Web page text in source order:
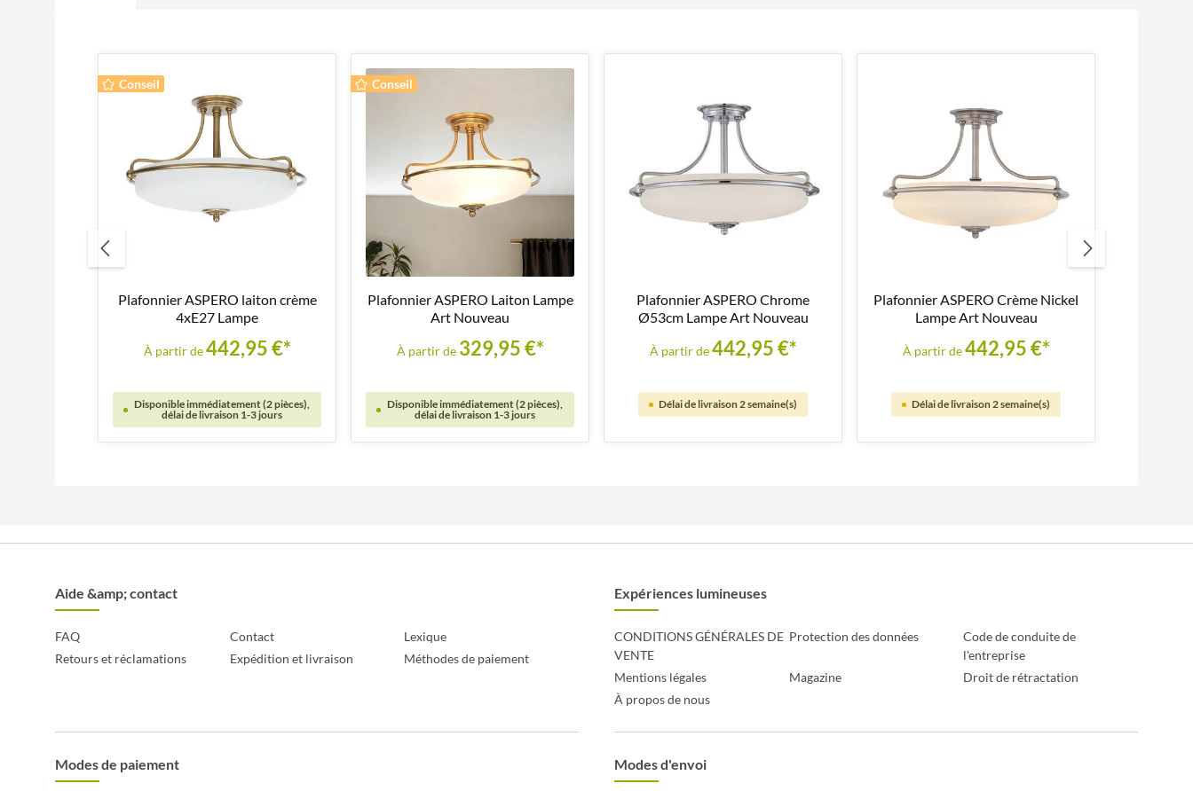
Conseil
Plafonnier ASPERO laiton crème
4xE27 Lampe
À partir de442,95 €*
Disponible immédiatement (2 pièces),
délai de livraison 1-3 jours
Conseil
Plafonnier ASPERO Laiton Lampe
Art Nouveau
À partir de 329,95 €*
Disponible immédiatement (2 pièces),
délai de livraison 1-3 jours
Plafonnier ASPERO Chrome
Ø53cm Lampe Art Nouveau
À partir de442,95 €*
Délai de livraison 2 semaine(s)
Plafonnier ASPERO Crème Nickel
Lampe Art Nouveau
À partir de442,95 €*
Délai de livraison 2 semaine(s)
Aide &amp; contact
FAQ Contact
Lexique
Retours et réclamations
Expédition et livraison Méthodes de paiement
Expériences lumineuses
CONDITIONS GÉNÉRALES DE
VENTE
Protection des données
Code de conduite de
l'entreprise
Mentions légales
Magazine
Droit de rétractation
À propos de nous
Modes de paiement Modes d'envoi